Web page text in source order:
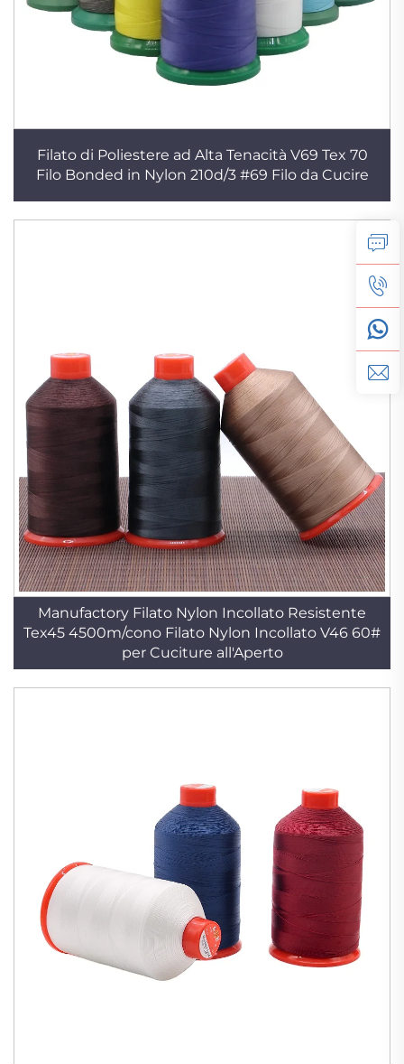
Filato di Poliestere ad Alta Tenacità V69 Tex 70
Filo Bonded in Nylon 210d/3 #69 Filo da Cucire
Manufactory Filato Nylon Incollato Resistente
Tex45 4500m/cono Filato Nylon Incollato V46 60#
per Cuciture all'Aperto